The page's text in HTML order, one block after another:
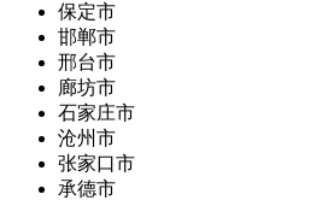
保定市
邯郸市
邢台市
廊坊市
石家庄市
沧州市
张家口市
承德市